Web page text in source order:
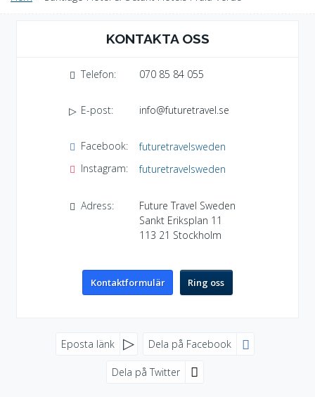
KONTAKTA OSS
Telefon: 070 85 84 055
E-post: info@futuretravel.se
Facebook:
futuretravelsweden
Instagram:
futuretravelsweden
Adress:
Future Travel Sweden
Sankt Eriksplan 11
113 21 Stockholm
Kontaktformulär Ring oss
FACEBOOK
Eposta länk Dela på Facebook
Dela på Twitter